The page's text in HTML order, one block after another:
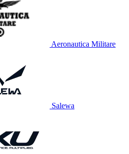
Aeronautica Militare
Salewa